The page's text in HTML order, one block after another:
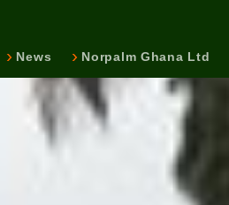
News Norpalm Ghana Ltd